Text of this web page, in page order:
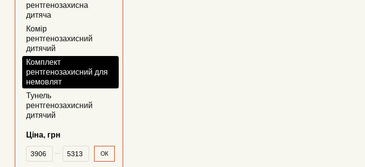
рентгенозахисна
дитяча
Комір
рентгенозахисний
дитячий
Комплект
рентгенозахисний для
немовлят
Тунель
рентгенозахисний
дитячий
Ціна, грн
Від Ціна, грн
До Ціна, грн ОК